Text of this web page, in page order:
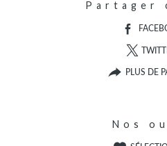
Partager
PLUS DE
Nos